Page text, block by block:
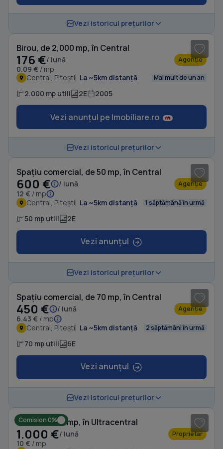
Vezi istoricul prețurilor
Birou, de 2,000 mp, în Central
176 €/ lună
0.09 € / mp
Agenție
Central, Pitești La ~5km distanță Mai mult de un an
2.000 mp utili 2E 2005
Vezi anunțul pe Imobiliare.ro
Vezi istoricul prețurilor
Spațiu comercial, de 50 mp, în Central
600 €
/ lună
12 € / mp
Agenție
Central, Pitești La ~5km distanță 1 săptămână în urmă
50 mp utili 2E
Vezi anunțul
Vezi istoricul prețurilor
Spațiu comercial, de 70 mp, în Central
450 €
/ lună
6.43 € / mp
Agenție
Central, Pitești La ~5km distanță 2 săptămâni în urmă
70 mp utili 6E
Vezi anunțul
Vezi istoricul prețurilor
Comision 0%
Birou, de 100 mp, în Ultracentral
1.000 €/ lună
10 € / mp
Proprietar